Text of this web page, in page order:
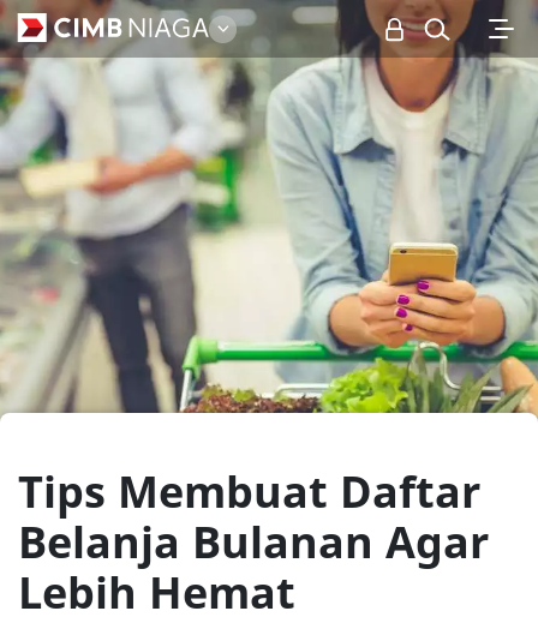
Personal
Tips Membuat Daftar
Belanja Bulanan Agar
Lebih Hemat